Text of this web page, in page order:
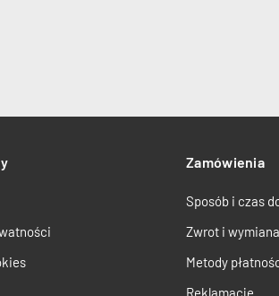
Zamówienia
Sposób i czas
Zwrot i
Metody
Reklamacje